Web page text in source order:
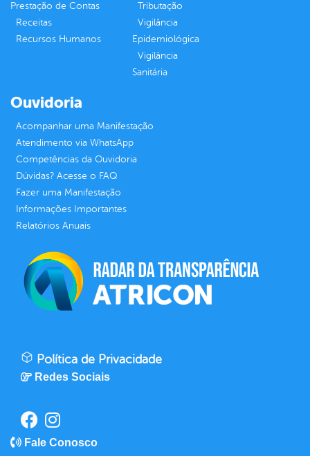
Prestação de Contas
Receitas
Recursos Humanos
Tributação
Vigilância
Epidemiológica
Vigilância
Sanitária
Ouvidoria
Acompanhar uma Manifestação
Atendimento via WhatsApp
Competências da Ouvidoria
Dúvidas? Acesse o FAQ
Fazer uma Manifestação
Informações Importantes
Relatórios Anuais
Política de Privacidade
Redes Sociais
Fale Conosco